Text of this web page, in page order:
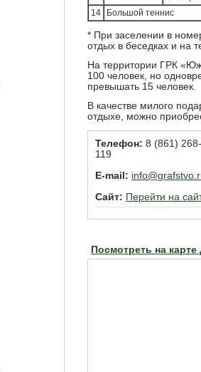
14
Большой теннис
* При заселении в
отдых в беседках и на
На территории ГРК
100 человек, но
превышать 15 человек.
В качестве милого
отдыхе, можно
Телефон: 8 (861)
119
E-mail:
Сайт: Перейти на
Посмотреть на